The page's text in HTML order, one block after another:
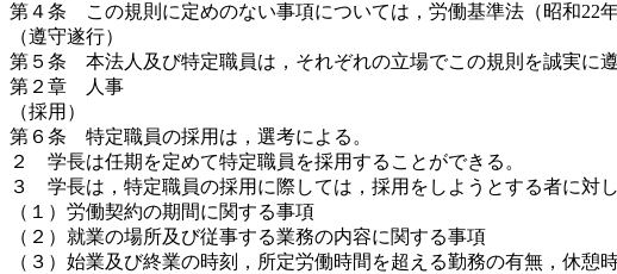
第４条 この規則に定めのない事項については，労働基準法（昭和22
（遵守遂行）
第５条 本法人及び特定職員は，それぞれの立場でこの規則を誠実に
第２章 人事
（採用）
第６条 特定職員の採用は，選考による。
２ 学長は任期を定めて特定職員を採用することができる。
３ 学長は，特定職員の採用に際しては，採用をしようとする者に対
（１）労働契約の期間に関する事項
（２）就業の場所及び従事する業務の内容に関する事項
（３）始業及び終業の時刻，所定労働時間を超える勤務の有無，休憩